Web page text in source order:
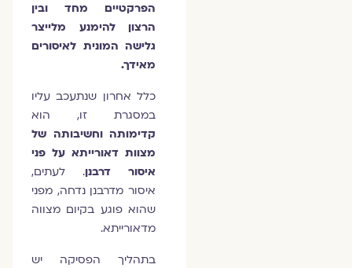
הפרקטיים מחד ובין
הרצון להימנע מלייצר
גלישה המונית לאיסורים
מאידך.
כלל אחרון שנתעכב עליו
במסגרת זו, הוא
קדימותה וחשיבותה של
מצוות דאורייתא על פני
איסור דרבנן. לעתים,
איסור מדרבנן נדחה, מפני
שהוא פוגע בקיום מצווה
מדאורייתא.
בתהליך הפסיקה יש